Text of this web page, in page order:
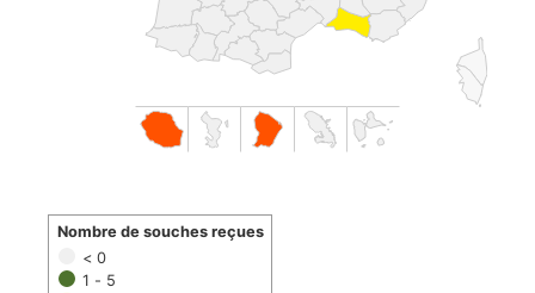
< 0
1 - 5
Nombre de souches reçues